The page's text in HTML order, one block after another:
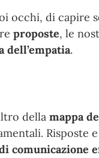
occhi, di capire
proposte, le
dell’empatia.
della mappa
Risposte
comunicazione